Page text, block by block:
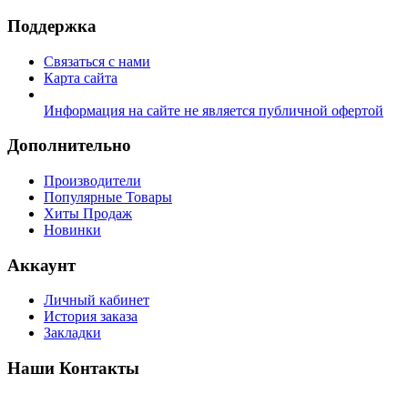
Поддержка
Связаться с нами
Карта сайта
Информация на сайте не является публичной офертой
Дополнительно
Производители
Популярные Товары
Хиты Продаж
Новинки
Аккаунт
Личный кабинет
История заказа
Закладки
Наши Контакты